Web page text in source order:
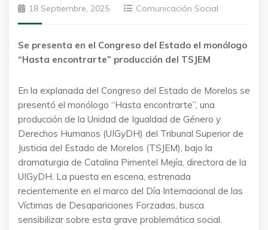
18 Septiembre, 2025 Comunicación Social
Se presenta en el Congreso del Estado el monólogo
“Hasta encontrarte” producción del TSJEM
En la explanada del Congreso del Estado de Morelos se
presentó el monólogo “Hasta encontrarte”, una
producción de la Unidad de Igualdad de Género y
Derechos Humanos (UIGyDH) del Tribunal Superior de
Justicia del Estado de Morelos (TSJEM), bajo la
dramaturgia de Catalina Pimentel Mejía, directora de la
UIGyDH. La puesta en escena, estrenada
recientemente en el marco del Día Internacional de las
Víctimas de Desapariciones Forzadas, busca
sensibilizar sobre esta grave problemática social.